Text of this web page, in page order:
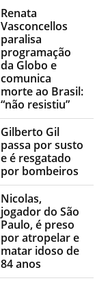
Renata
Vasconcellos
paralisa
programação
da Globo e
comunica
morte ao Brasil:
“não resistiu”
Gilberto Gil
passa por susto
e é resgatado
por bombeiros
Nicolas,
jogador do São
Paulo, é preso
por atropelar e
matar idoso de
84 anos